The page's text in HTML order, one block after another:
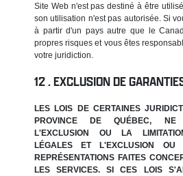
Site Web n'est pas destiné à être
son utilisation n'est pas autorisée. Si
à partir d'un pays autre que le
propres risques et vous êtes
votre juridiction.
EXCLUSION DE
LES LOIS DE CERTAINES
PROVINCE DE QUÉBEC, NE
L'EXCLUSION OU LA
LÉGALES ET L'EXCLUSION OU
REPRÉSENTATIONS FAITES
LES SERVICES. SI CES LOIS